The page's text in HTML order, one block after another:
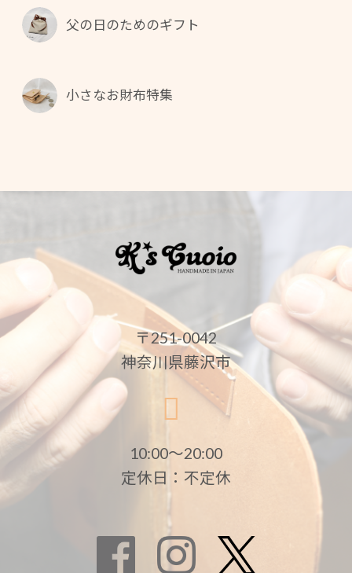
父の日のためのギフト
小さなお財布特集
〒251-0042
神奈川県藤沢市
10:00〜20:00
定休日：不定休